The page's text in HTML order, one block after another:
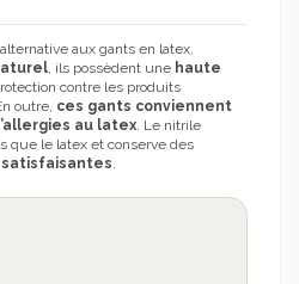
aux gants en latex,
, ils possèdent une haute
contre les produits
outre, ces gants conviennent
au latex . Le nitrile
que le latex et conserve des